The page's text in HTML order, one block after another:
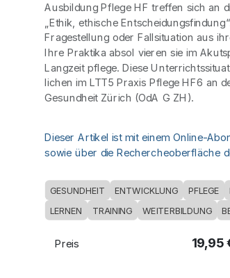
Ausbildung Pflege HF treffen sich an
„Ethik, ethische
Fragestellung oder Fallsituation aus
Ihre Praktika absol vieren sie im
Langzeit pflege. Diese
lichen im LTT5 Praxis Pflege HF6 an
Gesundheit Zürich (OdA G ZH).
Dieser Artikel ist mit einem Online-
sowie über die Rechercheoberfläche
GESUNDHEIT ENTWICKLUNG PFLEGE
LERNEN TRAINING WEITERBILDUNG
Preis 19,95